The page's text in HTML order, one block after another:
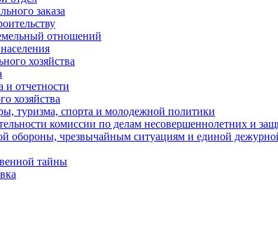
заказа
отношений
хозяйства
и отчетности
хозяйства
туризма, спорта и молодежной политики
комиссии по делам несовершеннолетних и
обороны, чрезвычайным ситуациям и единой
тайны